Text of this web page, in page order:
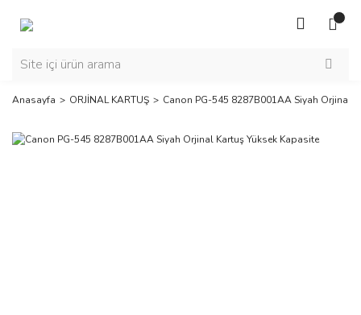
Anasayfa ORJİNAL KARTUŞ Canon PG-545 8287B001AA Siyah Orjinal